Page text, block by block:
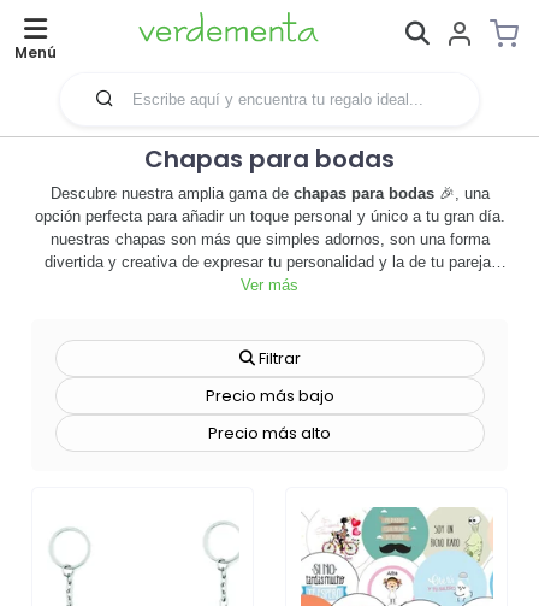
Menú
Chapas para bodas
Descubre nuestra amplia gama de chapas para bodas🎉, una
opción perfecta para añadir un toque personal y único a tu gran día.
nuestras chapas son más que simples adornos, son una forma
divertida y creativa de expresar tu personalidad y la de tu pareja.
cada chapa es personalizable, lo que significa que puedes elegir el
memorable para tus invitados, sino que también pueden ser una
herramienta promocional efectiva para tu evento. imagina a tus
invitados luciendo estas chapas en sus fotos de instagram,
extendiendo la alegría y la emoción de tu boda a un público más
amplio. no esperes más, explora nuestra colección de
chapas para
Ver más
Filtrar
Precio más bajo
Precio más alto